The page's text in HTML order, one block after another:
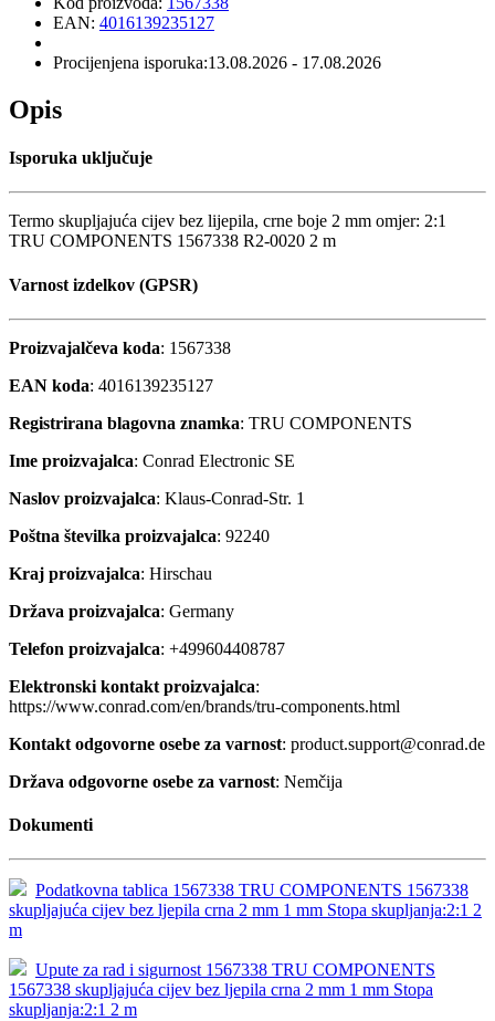
EAN: 4016139235127
Procijenjena isporuka:13.08.2026 - 17.08.2026
Opis
Isporuka uključuje
Termo skupljajuća cijev bez lijepila, crne boje 2 mm omjer: 2:1
TRU COMPONENTS 1567338 R2-0020 2 m
Varnost izdelkov (GPSR)
Proizvajalčeva koda: 1567338
EAN koda: 4016139235127
Registrirana blagovna znamka: TRU COMPONENTS
Ime proizvajalca: Conrad Electronic SE
Naslov proizvajalca: Klaus-Conrad-Str. 1
Poštna številka proizvajalca: 92240
Kraj proizvajalca: Hirschau
Država proizvajalca: Germany
Telefon proizvajalca: +499604408787
Elektronski kontakt proizvajalca:
https://www.conrad.com/en/brands/tru-components.html
Kontakt odgovorne osebe za varnost: product.support@conrad.de
Država odgovorne osebe za varnost: Nemčija
Dokumenti
Podatkovna tablica 1567338 TRU COMPONENTS 1567338
skupljajuća cijev bez ljepila crna 2 mm 1 mm Stopa skupljanja:2:1 2
m
Upute za rad i sigurnost 1567338 TRU COMPONENTS
1567338 skupljajuća cijev bez ljepila crna 2 mm 1 mm Stopa
skupljanja:2:1 2 m